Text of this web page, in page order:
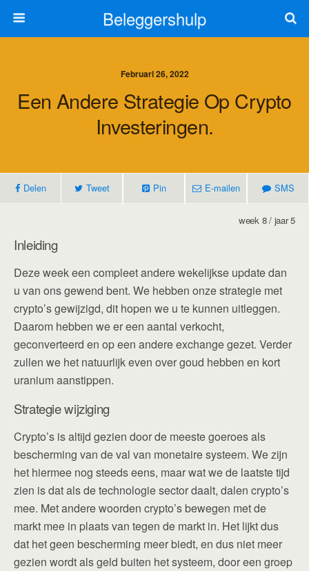
Beleggershulp
Februari 26, 2022
Een Andere Strategie Op Crypto
Investeringen.
Delen Tweet Pin E-mailen SMS
week 8 / jaar 5
Inleiding
Deze week een compleet andere wekelijkse update dan
u van ons gewend bent. We hebben onze strategie met
crypto’s gewijzigd, dit hopen we u te kunnen uitleggen.
Daarom hebben we er een aantal verkocht,
geconverteerd en op een andere exchange gezet. Verder
zullen we het natuurlijk even over goud hebben en kort
uranium aanstippen.
Strategie wijziging
Crypto’s is altijd gezien door de meeste goeroes als
bescherming van de val van monetaire systeem. We zijn
het hiermee nog steeds eens, maar wat we de laatste tijd
zien is dat als de technologie sector daalt, dalen crypto’s
mee. Met andere woorden crypto’s bewegen met de
markt mee in plaats van tegen de markt in. Het lijkt dus
dat het geen bescherming meer biedt, en dus niet meer
gezien wordt als geld buiten het systeem, door een groep